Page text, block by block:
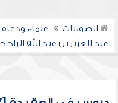
الصوتيات
علماء ودعاة
عبد العزيز بن عبد الله